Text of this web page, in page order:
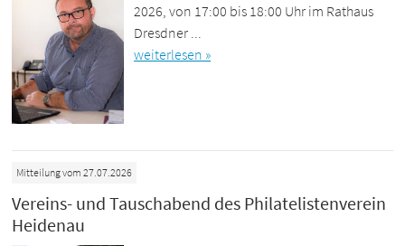
2026, von 17:00 bis 18:00 Uhr im Rathaus
Dresdner ...
weiterlesen »
Mitteilung vom 27.07.2026
Vereins- und Tauschabend des Philatelistenverein
Heidenau